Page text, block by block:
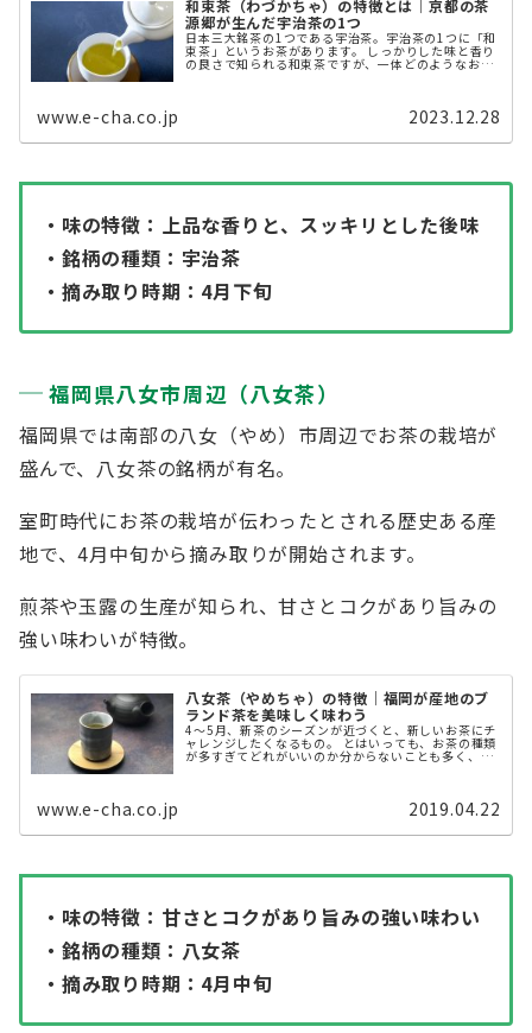
和束茶（わづかちゃ）の特徴とは｜京都の茶
源郷が生んだ宇治茶の1つ
日本三大銘茶の1つである宇治茶。宇治茶の1つに「和
束茶」というお茶があります。 しっかりした味と香り
の良さで知られる和束茶ですが、一体どのようなお茶
www.e-cha.co.jp 2023.12.28
・味の特徴：上品な香りと、スッキリとした後味
・銘柄の種類：宇治茶
・摘み取り時期：4月下旬
福岡県八女市周辺（八女茶）
福岡県では南部の八女（やめ）市周辺でお茶の栽培が
盛んで、八女茶の銘柄が有名。
室町時代にお茶の栽培が伝わったとされる歴史ある産
地で、4月中旬から摘み取りが開始されます。
煎茶や玉露の生産が知られ、甘さとコクがあり旨みの
強い味わいが特徴。
八女茶（やめちゃ）の特徴｜福岡が産地のブ
ランド茶を美味しく味わう
4〜5月、新茶のシーズンが近づくと、新しいお茶にチ
ャレンジしたくなるもの。 とはいっても、お茶の種類
が多すぎてどれがいいのか分からないことも多く、迷
www.e-cha.co.jp 2019.04.22
・味の特徴：甘さとコクがあり旨みの強い味わい
・銘柄の種類：八女茶
・摘み取り時期：4月中旬